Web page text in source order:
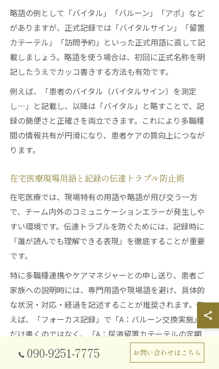
略語の例として「バイタル」「バルーン」「アポ」など
がありますが、正式記録では「バイタルサイン」「留置
カテーテル」「訪問予約」といった正式用語に直して記
載しましょう。略語を使う場合は、初回に正式名称を明
記したうえでカッコ書きする方法も有効です。
例えば、「患者のバイタル（バイタルサイン）を測定
し…」と記載し、以降は「バイタル」と略すことで、記
録の簡便さと正確さを両立できます。これにより多職種
間の情報共有が円滑になり、患者ケアの質向上につなが
ります。
在宅医療現場用語と記録の伝達トラブル防止術
在宅医療では、現場特有の用語や略語が飛び交う一方
で、チーム内外のコミュニケーションエラーが発生しや
すい環境です。伝達トラブルを防ぐためには、記録時に
「誰が読んでも理解できる表現」を徹底することが重要
です。
特に多職種連携やケアマネジャーとの申し送り、患者ご
家族への説明時には、専門用語や現場語を避け、具体的
な状況・対応・経過を記述することが推奨されます。例
えば、「フォーカス記録」で「A：バルーン交換実施」と
だけ書くのではなく、「A：尿道留置カテーテルの定期
交換を実施」と記載することで、誤解や情報の抜け漏れ
090-9251-7775 お問い合わせはこちら